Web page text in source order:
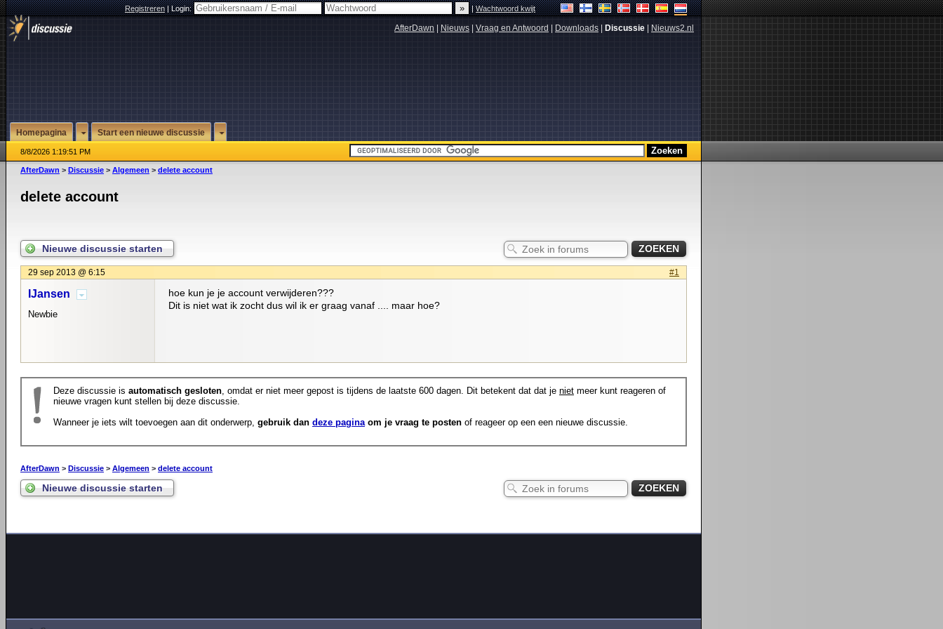
Registreren|Login: |Wachtwoord kwijt
AfterDawn Nieuws Vraag en Antwoord Downloads Discussie Nieuws2.nl
Homepagina Start een nieuwe discussie
8/8/2026 1:19:51 PM
AfterDawn > Discussie > Algemeen > delete account
delete account
Nieuwe discussie starten
#1
29 sep 2013 @ 6:15
IJansen
Newbie
hoe kun je je account verwijderen???
Dit is niet wat ik zocht dus wil ik er graag vanaf .... maar hoe?
Deze discussie is automatisch gesloten, omdat er niet meer gepost is tijdens de laatste 600 dagen. Dit betekent dat dat je niet meer kunt reageren of
nieuwe vragen kunt stellen bij deze discussie.
Wanneer je iets wilt toevoegen aan dit onderwerp, gebruik dan deze paginaom je vraag te posten of reageer op een een nieuwe discussie.
AfterDawn > Discussie > Algemeen > delete account
Nieuwe discussie starten